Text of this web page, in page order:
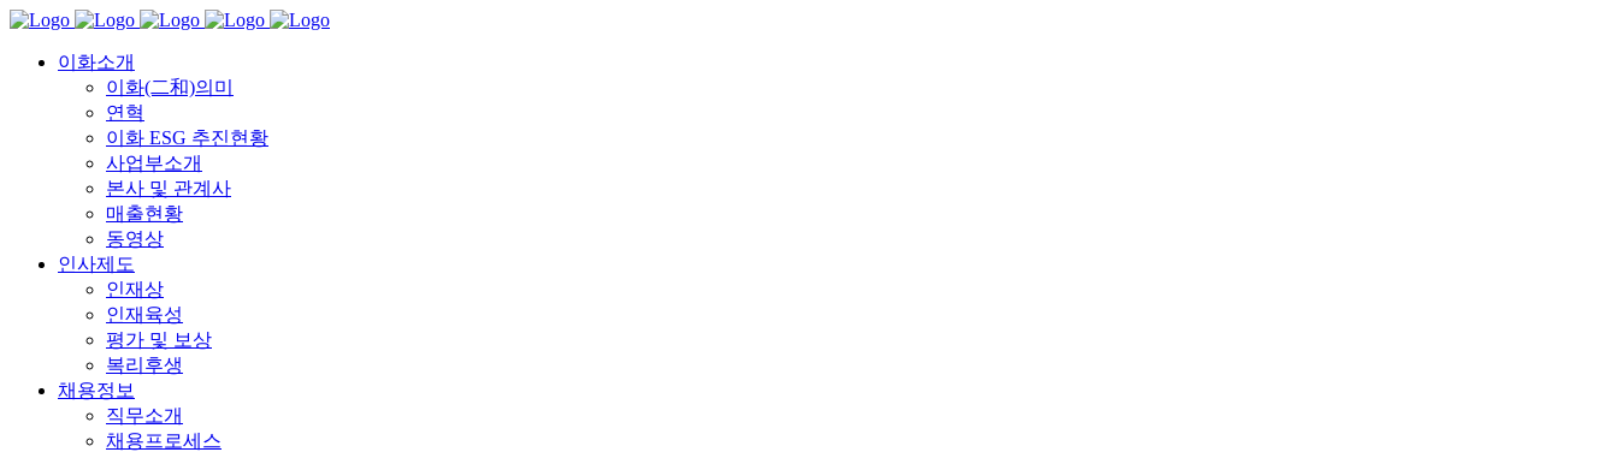
이화소개
이화(二和)의미
연혁
이화 ESG 추진현황
사업부소개
본사 및 관계사
매출현황
동영상
인사제도
인재상
인재육성
평가 및 보상
복리후생
채용정보
직무소개
채용프로세스